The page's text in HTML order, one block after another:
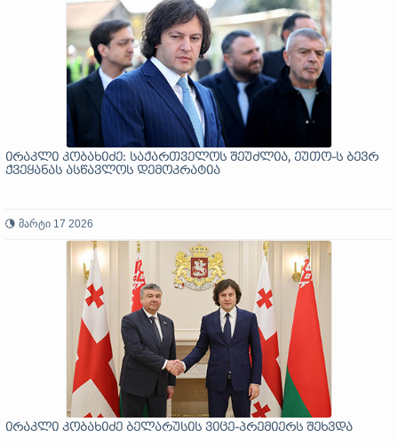
ირაკლი კობახიძე: საქართველოს შეუძლია, ეუთო-ს ბევრ
ქვეყანას ასწავლოს დემოკრატია
მარტი 17 2026
ირაკლი კობახიძე ბელარუსის ვიცე-პრემიერს შეხვდა